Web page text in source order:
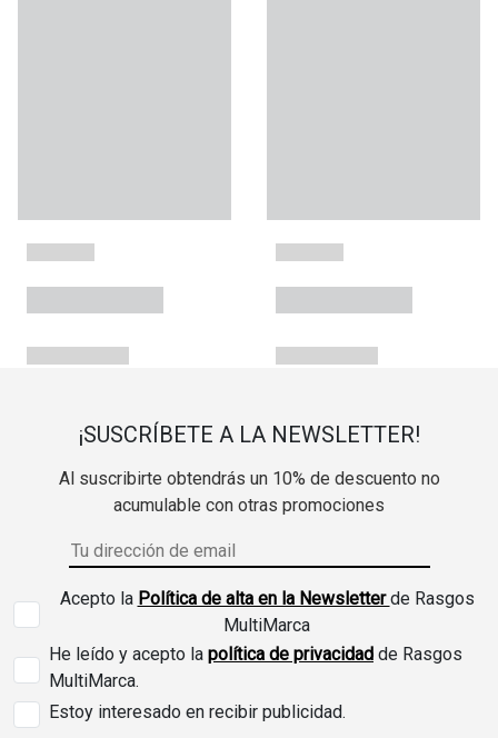
¡SUSCRÍBETE A LA NEWSLETTER!
Al suscribirte obtendrás un 10% de descuento no
acumulable con otras promociones
Acepto la Política de alta en la Newsletterde Rasgos
MultiMarca
He leído y acepto la política de privacidad de Rasgos
MultiMarca.
Estoy interesado en recibir publicidad.